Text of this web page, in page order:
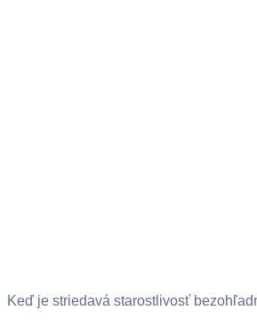
Keď je striedavá starostlivosť